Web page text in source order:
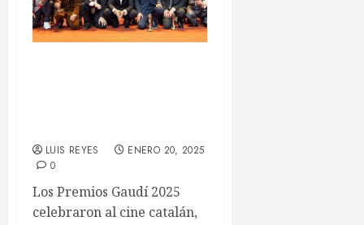
LUIS REYES
ENERO 20, 2025
0
Los Premios Gaudí 2025
celebraron al cine catalán,